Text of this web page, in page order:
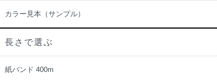
カラー見本（サンプル）
長さで選ぶ
紙バンド 400m